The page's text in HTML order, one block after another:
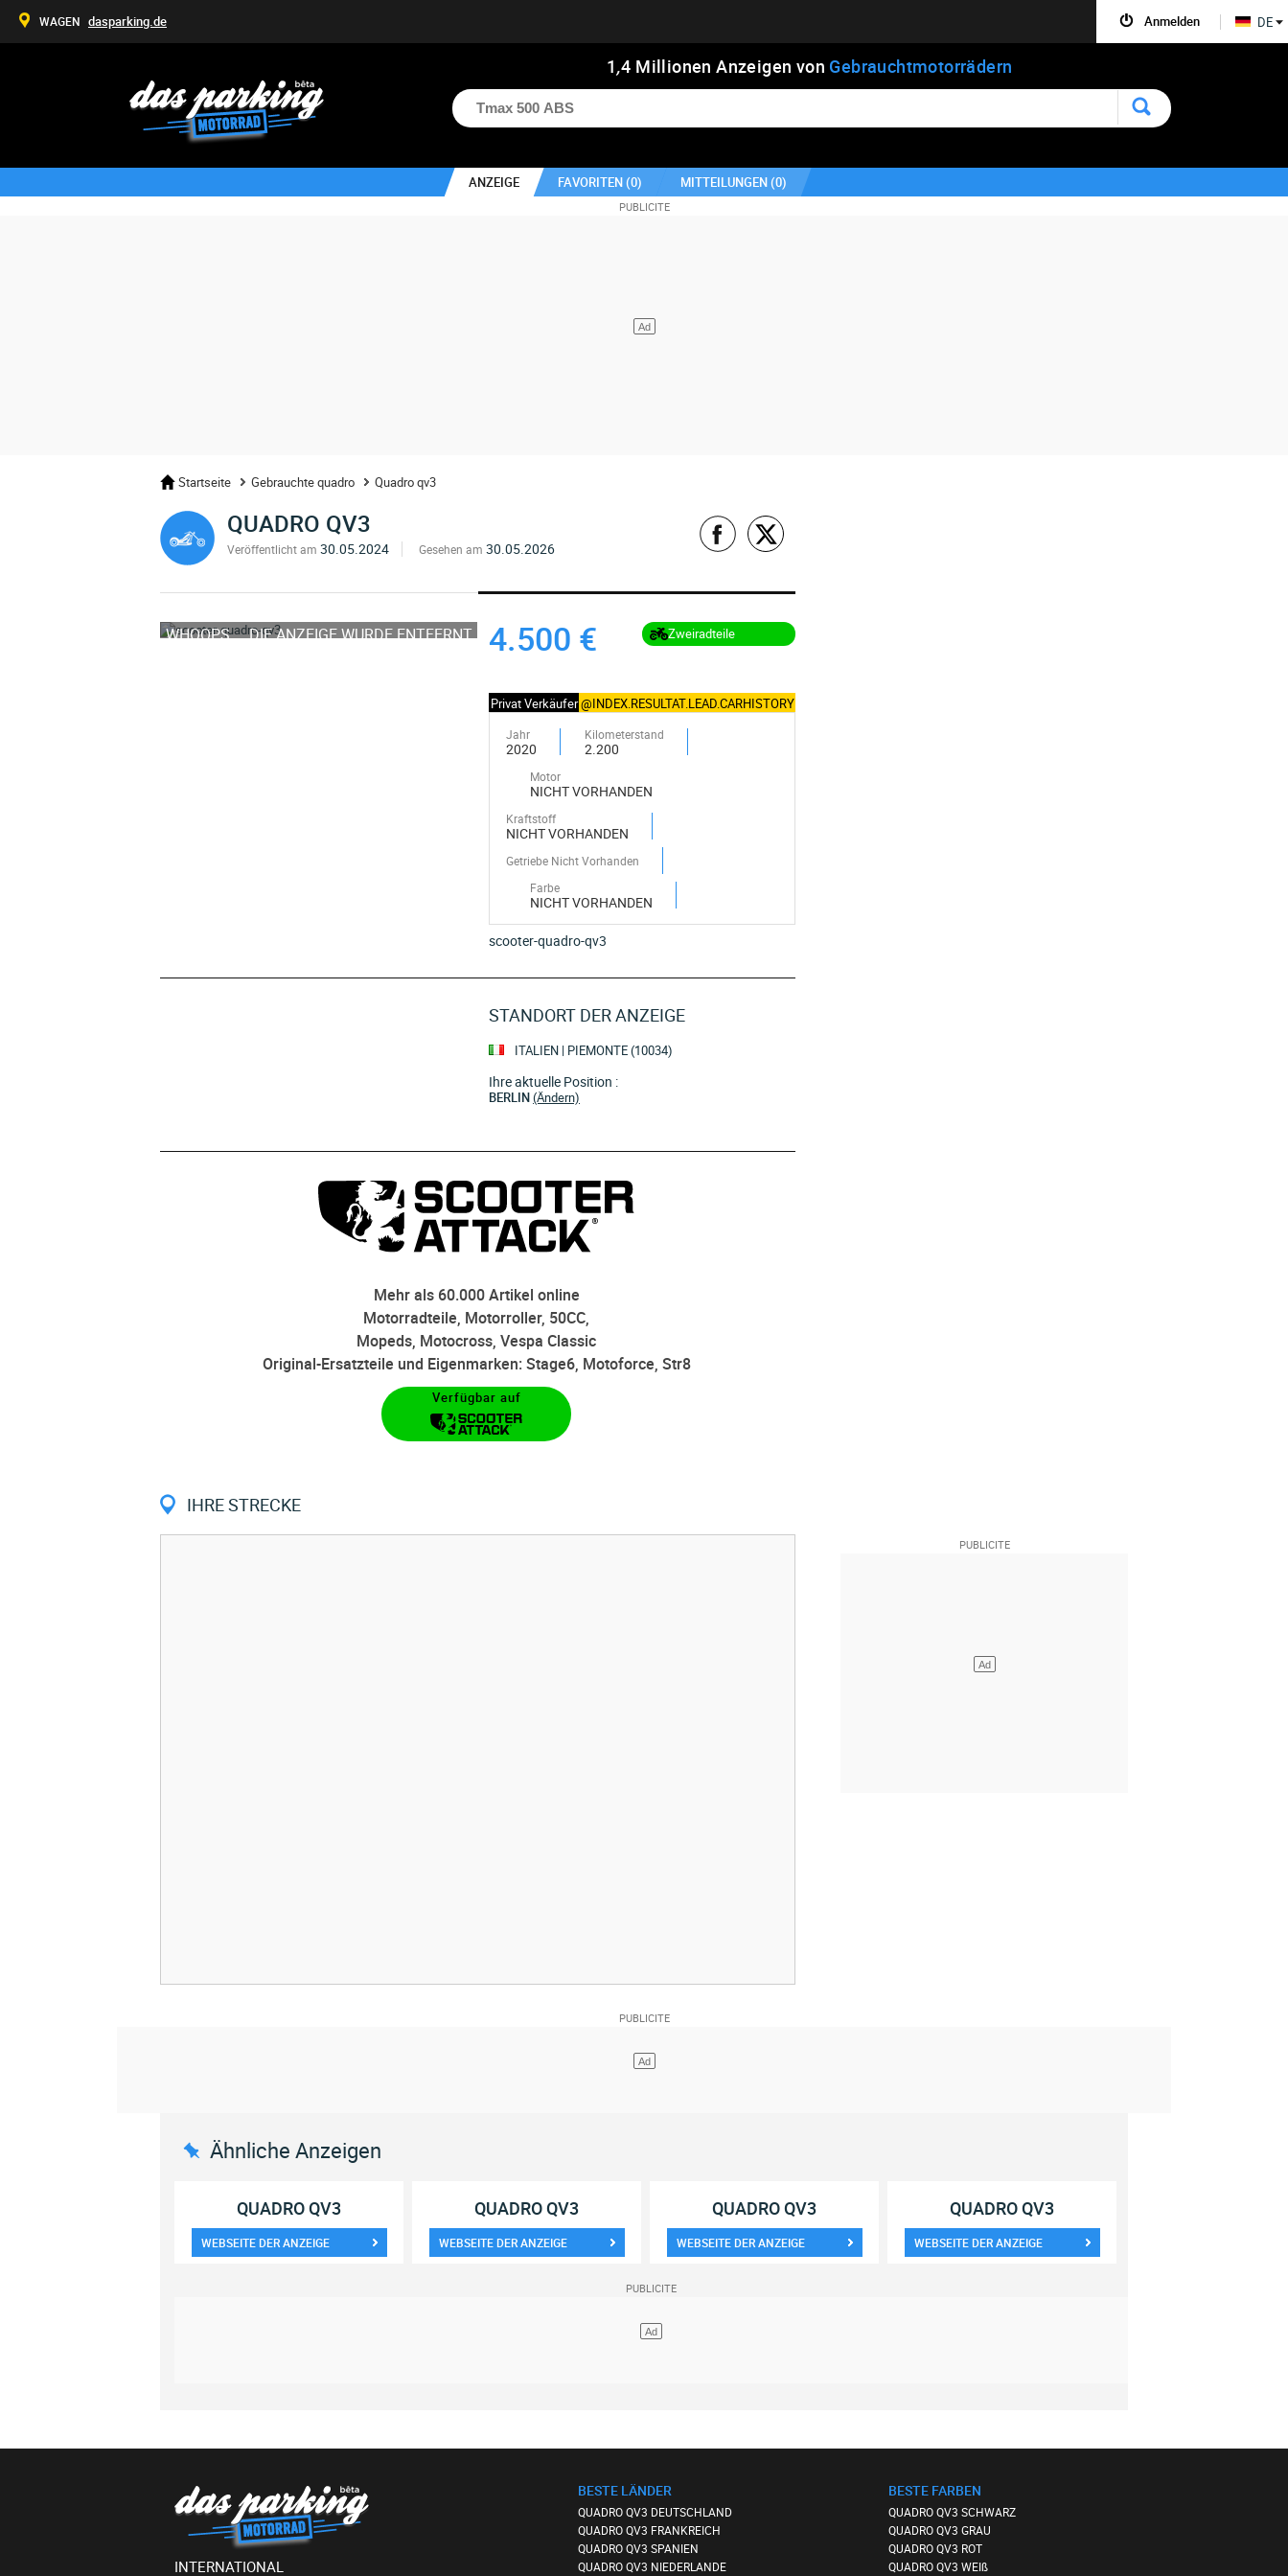
1,4 Millionen Anzeigen von Gebrauchtmotorrädern
ANZEIGE FAVORITEN (0) MITTEILUNGEN (0)
Startseite Gebrauchte quadro Quadro qv3
QUADRO QV3
Veröffentlicht am 30.05.2024 Gesehen am 30.05.2026
WHOOPS ... DIE ANZEIGE WURDE ENTFERNT 4.500 € Zweiradteile
Privat Verkäufer@INDEX.RESULTAT.LEAD.CARHISTORY
Jahr
2020
Kilometerstand
2.200
Motor
NICHT VORHANDEN
Kraftstoff
NICHT VORHANDEN
Getriebe Nicht Vorhanden
Farbe
NICHT VORHANDEN
scooter-quadro-qv3
STANDORT DER ANZEIGE
ITALIEN | PIEMONTE (10034)
Ihre aktuelle Position :
BERLIN(Ändern)
Mehr als 60.000 Artikel online
Motorradteile, Motorroller, 50CC,
Mopeds, Motocross, Vespa Classic
Original-Ersatzteile und Eigenmarken: Stage6, Motoforce, Str8
Verfügbar auf
IHRE STRECKE
Ähnliche Anzeigen
QUADRO QV3
WEBSEITE DER ANZEIGE
QUADRO QV3
WEBSEITE DER ANZEIGE
QUADRO QV3
WEBSEITE DER ANZEIGE
QUADRO QV3
WEBSEITE DER ANZEIGE
INTERNATIONAL
BESTE LÄNDER
QUADRO QV3 DEUTSCHLAND
QUADRO QV3 FRANKREICH
QUADRO QV3 SPANIEN
QUADRO QV3 NIEDERLANDE
BESTE FARBEN
QUADRO QV3 SCHWARZ
QUADRO QV3 GRAU
QUADRO QV3 ROT
QUADRO QV3 WEIß
Anmelden
WAGEN dasparking.de DE